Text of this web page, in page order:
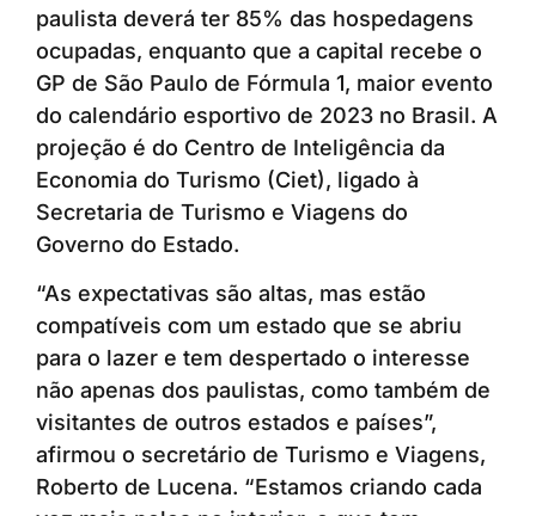
paulista deverá ter 85% das hospedagens
ocupadas, enquanto que a capital recebe o
GP de São Paulo de Fórmula 1, maior evento
do calendário esportivo de 2023 no Brasil. A
projeção é do Centro de Inteligência da
Economia do Turismo (Ciet), ligado à
Secretaria de Turismo e Viagens do
Governo do Estado.
“As expectativas são altas, mas estão
compatíveis com um estado que se abriu
para o lazer e tem despertado o interesse
não apenas dos paulistas, como também de
visitantes de outros estados e países”,
afirmou o secretário de Turismo e Viagens,
Roberto de Lucena. “Estamos criando cada